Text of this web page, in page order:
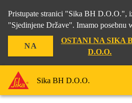
Pristupate stranici "Sika BH D.O.O.",
"Sjedinjene Države". Imamo posebnu
NA
OSTANI NA SIKA
D.O.O.
Sika BH D.O.O.
Građevina Sikafloor®